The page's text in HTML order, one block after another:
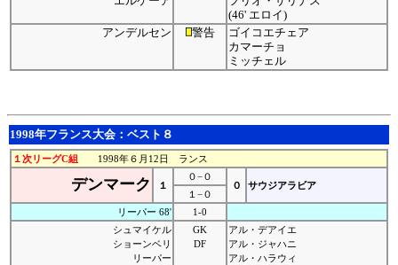
(46' エロイ)
アンデルセン
警告
ゴイコエチェア
カマーチョ
ミッチェル
1998年フランス大会：ベスト８
１次リーグC組 1998年６月12日 ランス
デンマーク １
０−０
０
サウジアラビア
１−０
リーパー 68'
1-0
シュマイケル
ショーンベリ
リーパー
GK
DF
アル・デアイエ
アル・ジャハニ
アル・ハラウィ